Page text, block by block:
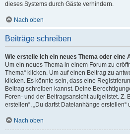
dieses Systems durch Gäste verhindern.
Nach oben
Beiträge schreiben
Wie erstelle ich ein neues Thema oder eine
Um ein neues Thema in einem Forum zu
Thema“ klicken. Um auf einen Beitrag zu
klicken. Es könnte sein, dass eine
Beitrag schreiben kannst. Deine
Foren- und der Beitragsansicht aufgelistet. Z.
erstellen“, „Du darfst Dateianhänge erstellen“
Nach oben